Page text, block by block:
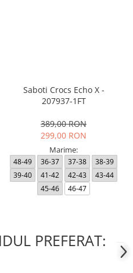
Saboti Crocs Echo X -
207937-1FT
389,00 RON
299,00 RON
Marime:
48-49 36-37 37-38
38-39
39-40
41-42 42-43
43-44
45-46
46-47
PREFERAT: